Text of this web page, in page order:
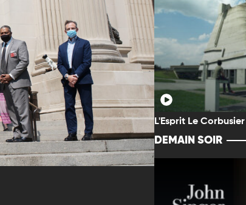
L'Esprit Le Corbusier
DEMAIN SOIR